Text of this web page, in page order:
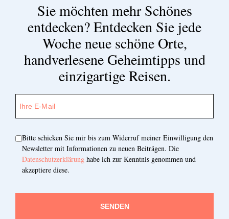
Sie möchten mehr Schönes
entdecken?Entdecken Sie jede
Woche neue schöne Orte,
handverlesene Geheimtipps und
einzigartige Reisen.
Bitte schicken Sie mir bis zum Widerruf meiner Einwilligung den
Newsletter mit Informationen zu neuen Beiträgen. Die
Datenschutzerklärung habe ich zur Kenntnis genommen und
akzeptiere diese.
SENDEN